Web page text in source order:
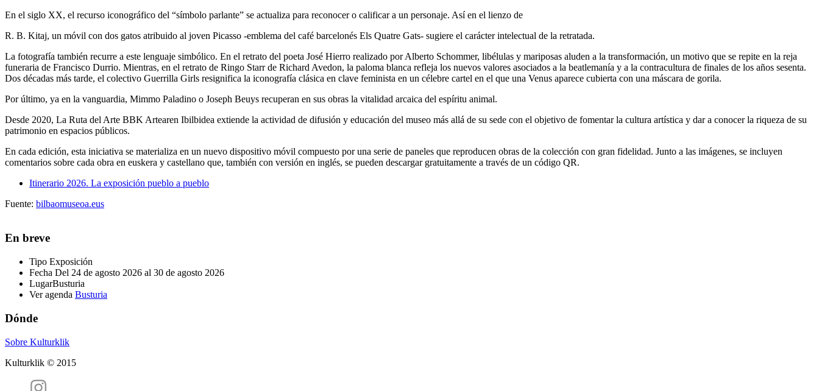
En el siglo XX, el recurso iconográfico del “símbolo parlante” se actualiza para reconocer o calificar a un personaje. Así en el lienzo de
R. B. Kitaj, un móvil con dos gatos atribuido al joven Picasso -emblema del café barcelonés Els Quatre Gats- sugiere el carácter intelectual de la retratada.
La fotografía también recurre a este lenguaje simbólico. En el retrato del poeta José Hierro realizado porAlberto Schommer, libélulas y mariposas aluden a la transformación, un motivo que se repite en la reja
funeraria de Francisco Durrio. Mientras, en el retrato de Ringo Starr de Richard Avedon, la paloma blanca refleja los nuevos valores asociados a la beatlemanía y a la contracultura de finales de los años sesenta.
Dos décadas más tarde, el colectivo Guerrilla Girls resignifica la iconografía clásica en clave feminista en un célebre cartel en el que una Venus aparece cubierta con una máscara de gorila.
Por último, ya en la vanguardia, Mimmo Paladino o Joseph Beuys recuperan en sus obras la vitalidad arcaica del espíritu animal.
Desde 2020, La Ruta del Arte BBK Artearen Ibilbidea extiende la actividad de difusión y educación del museo más allá de su sede con el objetivo de fomentar la cultura artística y dar a conocer la riqueza de su
patrimonio en espacios públicos.
En cada edición, esta iniciativa se materializa en un nuevo dispositivo móvil compuesto por una serie de paneles que reproducen obras de la colección con gran fidelidad. Junto a las imágenes, se incluyen
comentarios sobre cada obra en euskera y castellano que, también con versión en inglés, se pueden descargar gratuitamente a través de un código QR.
Itinerario 2026. La exposición pueblo a pueblo
Fuente: bilbaomuseoa.eus
En breve
Tipo Exposición
Fecha Del 24 de agosto 2026 al 30 de agosto 2026
LugarBusturia
Ver agenda Busturia
Dónde
Sobre Kulturklik
Kulturklik © 2015